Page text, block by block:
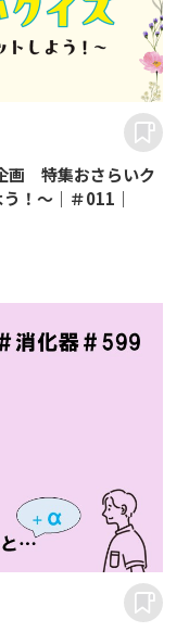
画 特集おさらいク
！～｜＃011｜